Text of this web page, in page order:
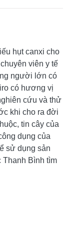
hụt canxi cho
viên y tế
người lớn có
có hương vị
cứu và thử
khi cho ra đời
tin cây của
dụng của
sử dụng sản
Thanh Bình tìm